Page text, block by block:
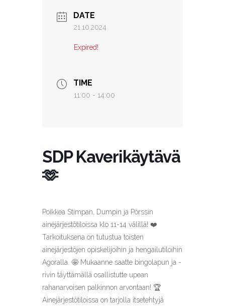
DATE
21.10.2024
Expired!
TIME
11:00 - 14:00
SDP Kaverikäytävä
🫶
Poikkea Stimpan, Dumpin ja Pörssin
ainejärjestötiloissa klo 11-14 välillä! ❤️
Tarkoituksena on tutustua toisten
ainejärjestöjen opiskelijoihin ja hengailutiloihin
Agoralla. 🤩 Mukaanne saatte bingolapun ja -
rivin täyttämällä osallistutte upean
rahanarvoisen palkinnon arvontaan! 🏆
Ainejärjestötiloissa on tarjolla itsetehtyjä